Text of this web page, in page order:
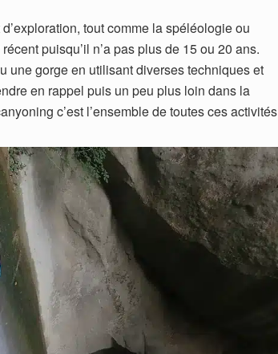
tout comme la spéléologie ou
puisqu’il n’a pas plus de 15 ou 20 ans.
une gorge en utilisant diverses techniques et
en rappel puis un peu plus loin dans la
c’est l’ensemble de toutes ces activités